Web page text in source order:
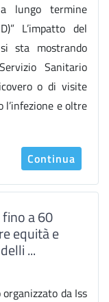
lungo termine
L’impatto del
sta mostrando
Sanitario
o di visite
l’infezione e oltre
Continua
a 60
equità e
...
da Iss